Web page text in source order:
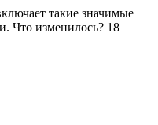
такие значимые
Что изменилось? 18